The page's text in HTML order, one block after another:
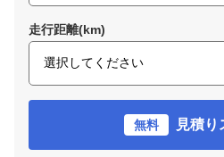
走行距離(km)
無料 見積り